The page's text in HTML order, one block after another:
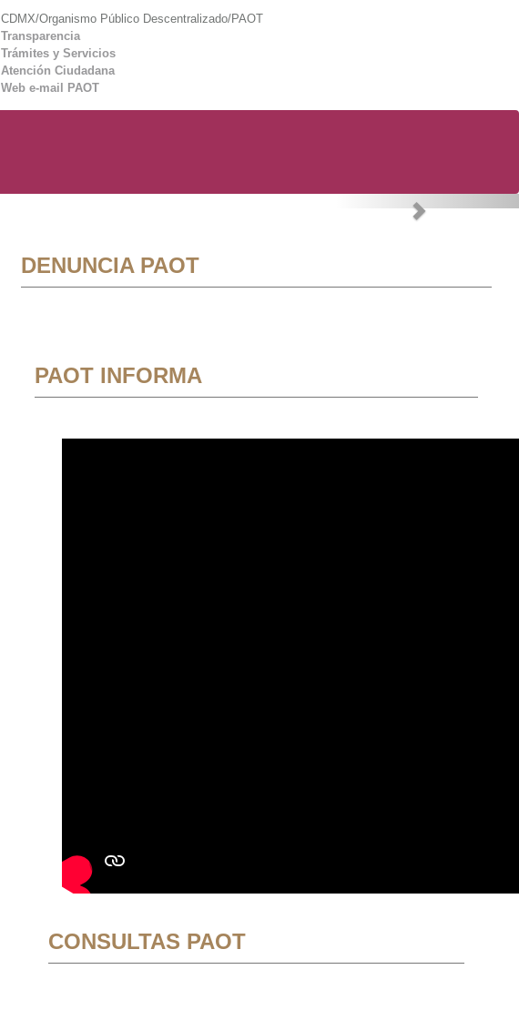
CDMX/Organismo Público Descentralizado/PAOT
Transparencia
Trámites y Servicios
Atención Ciudadana
Web e-mail PAOT
Next
DENUNCIA PAOT
PAOT INFORMA
CONSULTAS PAOT